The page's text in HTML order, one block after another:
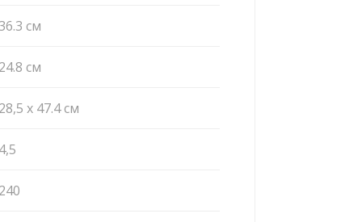
cм
cм
x 47.4 cм